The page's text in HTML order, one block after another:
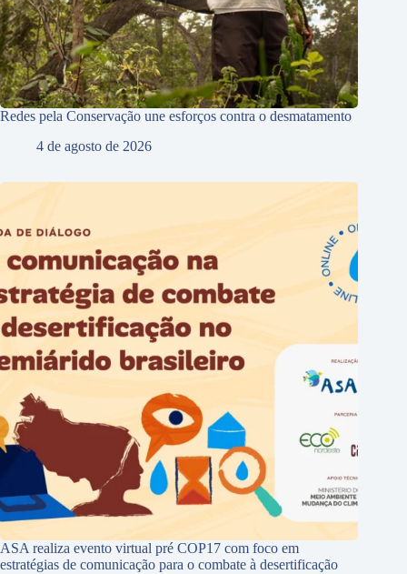
Redes pela Conservação une esforços contra o desmatamento
4 de agosto de 2026
ASA realiza evento virtual pré COP17 com foco em
estratégias de comunicação para o combate à desertificação